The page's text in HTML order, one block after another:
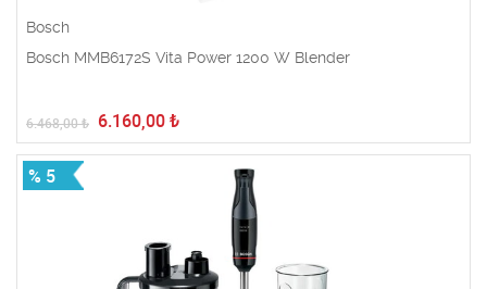
Bosch
Bosch MMB6172S Vita Power 1200 W Blender
6.468,00₺ 6.160,00 ₺
% 5